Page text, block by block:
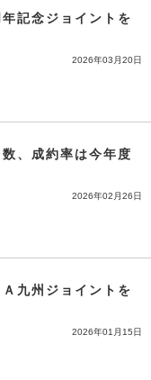
記念ジョイントを
2026年03月20日
、成約率は今年度
2026年02月26日
九州ジョイントを
2026年01月15日